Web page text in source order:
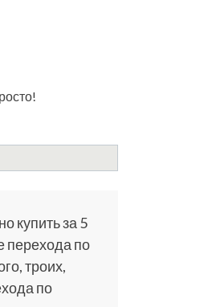
купить за 5
перехода по
троих,
по